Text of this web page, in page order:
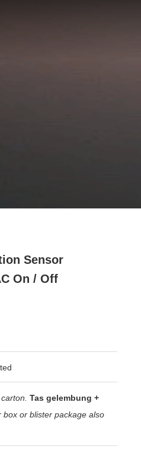
Sensor
On / Off
Tas gelembung +
box or blister package also